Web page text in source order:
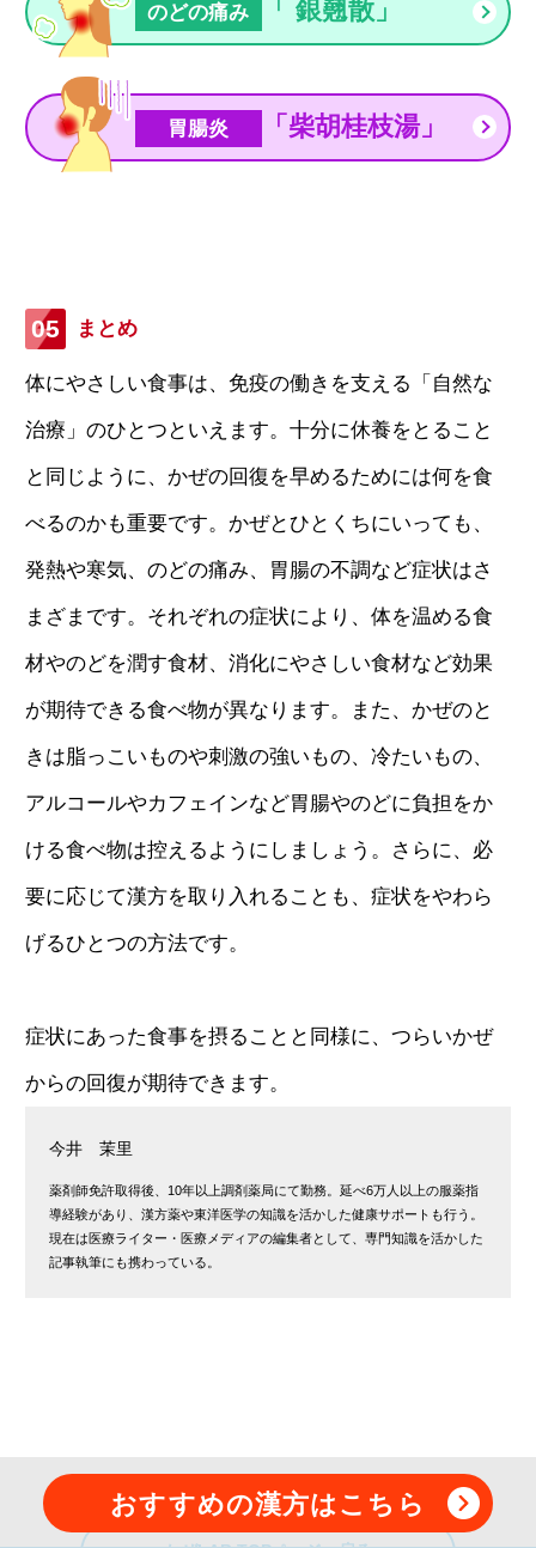
おすすめの漢方はこちら
のどの痛み 「 銀翹散」
胃腸炎 「柴胡桂枝湯」
まとめ
体にやさしい食事は、免疫の働きを支える「自然な
治療」のひとつといえます。十分に休養をとること
と同じように、かぜの回復を早めるためには何を食
べるのかも重要です。かぜとひとくちにいっても、
発熱や寒気、のどの痛み、胃腸の不調など症状はさ
まざまです。それぞれの症状により、体を温める食
材やのどを潤す食材、消化にやさしい食材など効果
が期待できる食べ物が異なります。また、かぜのと
きは脂っこいものや刺激の強いもの、冷たいもの、
アルコールやカフェインなど胃腸やのどに負担をか
ける食べ物は控えるようにしましょう。さらに、必
要に応じて漢方を取り入れることも、症状をやわら
げるひとつの方法です。
症状にあった食事を摂ることと同様に、つらいかぜ
からの回復が期待できます。
今井 茉里
薬剤師免許取得後、10年以上調剤薬局にて勤務。延べ6万人以上の服薬指
導経験があり、漢方薬や東洋医学の知識を活かした健康サポートも行う。
現在は医療ライター・医療メディアの編集者として、専門知識を活かした
記事執筆にも携わっている。